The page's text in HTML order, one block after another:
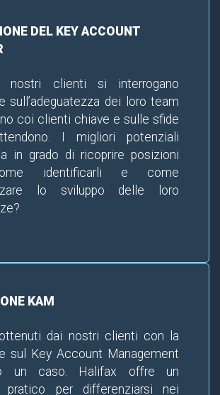
DEL KEY ACCOUNT
nostri clienti si interrogano
sull’adeguatezza dei loro team
coi clienti chiave e sulle sfide
I migliori potenziali
in grado di ricoprire posizioni
identificarli e come
lo sviluppo delle loro
KAM
dai nostri clienti con la
sul Key Account Management
un caso. Halifax offre un
pratico per differenziarsi nei